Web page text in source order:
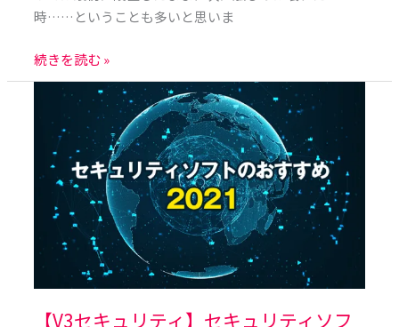
時……ということも多いと思いま
続きを読む »
【V3セキュリティ】セキュリティソフ
リ
ィ】
ュ
リ